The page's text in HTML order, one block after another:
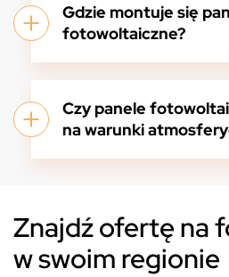
Gdzie montuje się
fotowoltaiczne?
Czy panele
na warunki
Znajdź ofertę na
w swoim regionie